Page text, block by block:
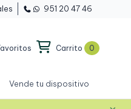
951 20 47 46
Carrito 0
Vende tu dispositivo